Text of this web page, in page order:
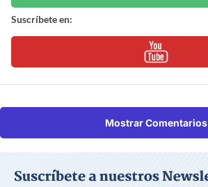
Suscríbete en:
Mostrar Comentarios